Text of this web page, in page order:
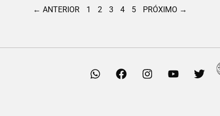
← ANTERIOR 1 2 3 4 5 PRÓXIMO →